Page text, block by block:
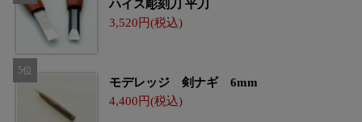
ハイス彫刻刀 平刀
3,520
モデレッジ 剣ナギ 6mm
4,400